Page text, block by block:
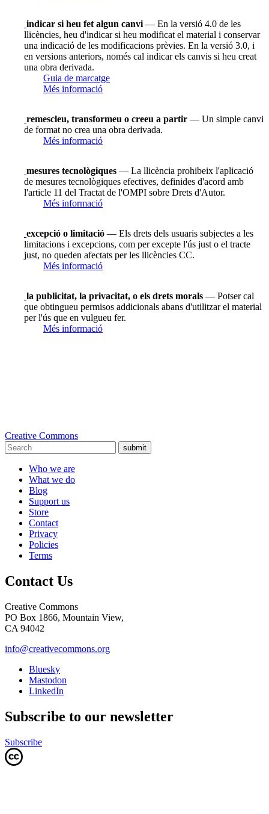
indicar si heu fet algun canvi — En la versió 4.0 de les
llicències, heu d'indicar si heu modificat el material i conservar
una indicació de les modificacions prèvies. En la versió 3.0, i
en versions anteriors, només cal indicar els canvis si heu creat
una obra derivada.
Guia de marcatge
Més informació
remescleu, transformeu o creeu a partir — Un simple canvi
de format no crea una obra derivada.
Més informació
mesures tecnològiques — La llicència prohibeix l'aplicació
de mesures tecnològiques efectives, definides d'acord amb
l'article 11 del Tractat de l'OMPI sobre Drets d'Autor.
Més informació
excepció o limitació — Els drets dels usuaris subjectes a les
limitacions i excepcions, com per excepte l'ús just o el tracte
just, no queden afectats per les llicències CC.
Més informació
la publicitat, la privacitat, o els drets morals — Potser cal
que obtingueu permisos addicionals abans d'utilitzar el material
per l'ús que en vulgueu fer.
Més informació
Creative Commons
submit
Who we are
What we do
Blog
Support us
Store
Contact
Privacy
Policies
Terms
Contact Us
Creative Commons
PO Box 1866, Mountain View,
CA 94042
info@creativecommons.org
Bluesky
Mastodon
LinkedIn
Subscribe to our newsletter
Subscribe